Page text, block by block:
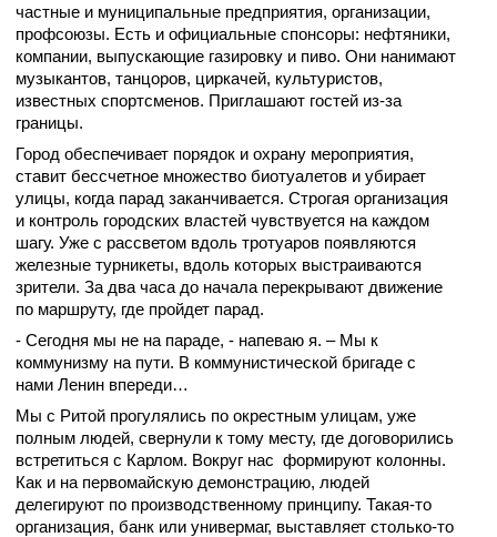
частные и муниципальные предприятия, организации,
профсоюзы. Есть и официальные спонсоры: нефтяники,
компании, выпускающие газировку и пиво. Они нанимают
музыкантов, танцоров, циркачей, культуристов,
известных спортсменов. Приглашают гостей из-за
границы.
Город обеспечивает порядок и охрану мероприятия,
ставит бессчетное множество биотуалетов и убирает
улицы, когда парад заканчивается. Строгая организация
и контроль городских властей чувствуется на каждом
шагу. Уже с рассветом вдоль тротуаров появляются
железные турникеты, вдоль которых выстраиваются
зрители. За два часа до начала перекрывают движение
по маршруту, где пройдет парад.
- Сегодня мы не на параде, - напеваю я. – Мы к
коммунизму на пути. В коммунистической бригаде с
нами Ленин впереди…
Мы с Ритой прогулялись по окрестным улицам, уже
полным людей, свернули к тому месту, где договорились
встретиться с Карлом. Вокруг нас формируют колонны.
Как и на первомайскую демонстрацию, людей
делегируют по производственному принципу. Такая-то
организация, банк или универмаг, выставляет столько-то